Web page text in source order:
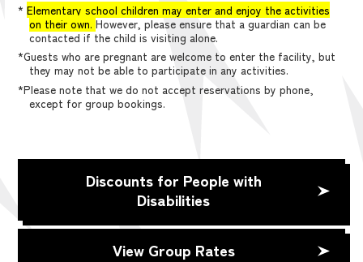
*Elementary school children may enter and enjoy the activities
on their own. However, please ensure that a guardian can be
contacted if the child is visiting alone.
*Guests who are pregnant are welcome to enter the facility, but
they may not be able to participate in any activities.
*Please note that we do not accept reservations by phone,
except for group bookings.
Discounts for People with
Disabilities
View Group Rates